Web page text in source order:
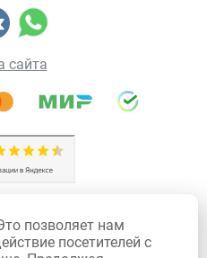
сайта
Cookie
позволяет нам
посетителей с